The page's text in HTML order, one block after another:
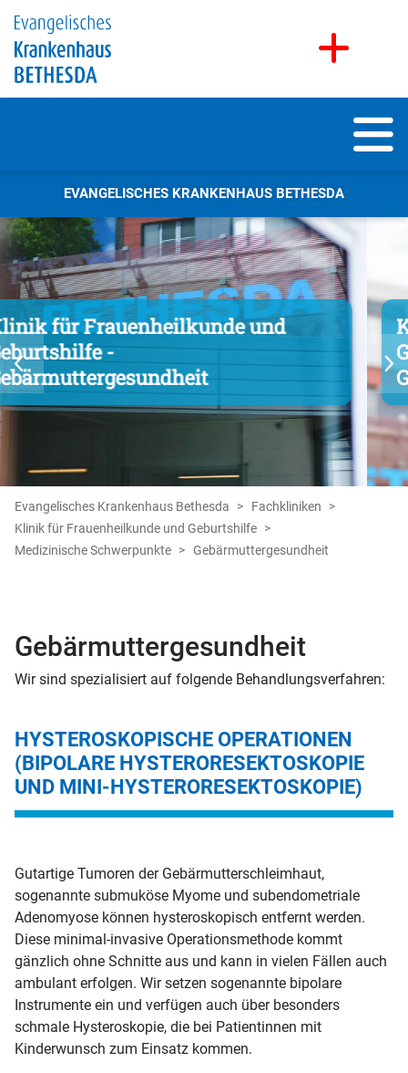
EVANGELISCHES KRANKENHAUS BETHESDA
Klinik für Frauenheilkunde und
Geburtshilfe -
Gebärmuttergesundheit
Evangelisches Krankenhaus Bethesda
Fachkliniken
Klinik für Frauenheilkunde und Geburtshilfe
Medizinische Schwerpunkte
Gebärmuttergesundheit
Gebärmuttergesundheit
Wir sind spezialisiert auf folgende Behandlungsverfahren:
HYSTEROSKOPISCHE OPERATIONEN
(BIPOLARE HYSTERORESEKTOSKOPIE
UND MINI-HYSTERORESEKTOSKOPIE)
Gutartige Tumoren der Gebärmutterschleimhaut,
sogenannte submuköse Myome und subendometriale
Adenomyose können hysteroskopisch entfernt werden.
Diese minimal-invasive Operationsmethode kommt
gänzlich ohne Schnitte aus und kann in vielen Fällen auch
ambulant erfolgen. Wir setzen sogenannte bipolare
Instrumente ein und verfügen auch über besonders
schmale Hysteroskopie, die bei Patientinnen mit
Kinderwunsch zum Einsatz kommen.